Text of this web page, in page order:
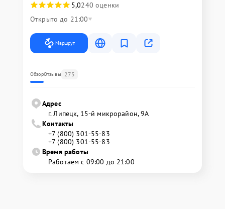
5,0240 оценки
Открыто до 21:00
Маршрут
ОбзорОтзывы 275
Адрес
г. Липецк, 15-й микрорайон, 9А
Контакты
+7 (800) 301-55-83
+7 (800) 301-55-83
Время работы
Работаем с 09:00 до 21:00